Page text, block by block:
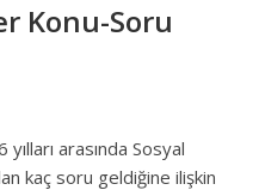
Konu-Soru
arasında Sosyal
kaç soru geldiğine ilişkin